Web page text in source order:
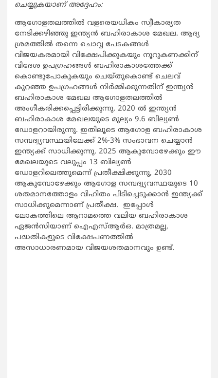
ചെയ്യുകയാണ് അദ്ദേഹം:
ആഗോളതലത്തില്‍ വളരെയധികം സ്വീകാര്യത
നേടിക്കഴിഞ്ഞു ഇന്ത്യന്‍ ബഹിരാകാശ മേഖല. ആദ്യ
ശ്രമത്തില്‍ തന്നെ ചൊവ്വ പേടകങ്ങള്‍
വിജയകരമായി വിക്ഷേപിക്കുകയും നൂറുകണക്കിന്
വിദേശ ഉപഗ്രഹങ്ങള്‍ ബഹിരാകാശത്തേക്ക്
കൊണ്ടുപോകുകയും ചെയ്തുകൊണ്ട് ചെലവ്
കുറഞ്ഞ ഉപഗ്രഹങ്ങള്‍ നിര്‍മ്മിക്കുന്നതിന് ഇന്ത്യന്‍
ബഹിരാകാശ മേഖല ആഗോളതലത്തില്‍
അംഗീകരിക്കപ്പെട്ടിരിക്കുന്നു. 2020 ല്‍ ഇന്ത്യന്‍
ബഹിരാകാശ മേഖലയുടെ മൂല്യം 9.6 ബില്യണ്‍
ഡോളറായിരുന്നു. ഇതിലൂടെ ആഗോള ബഹിരാകാശ
സമ്പദ്വ്യവസ്ഥയിലേക്ക് 2%-3% സംഭാവന ചെയ്യാന്‍
ഇന്ത്യക്ക് സാധിക്കുന്നു. 2025 ആകുമ്പോഴേക്കും ഈ
മേഖലയുടെ വലുപ്പം 13 ബില്യണ്‍
ഡോളറിലെത്തുമെന്ന് പ്രതീക്ഷിക്കുന്നു, 2030
ആകുമ്പോഴേക്കും ആഗോള സമ്പദ്വ്യവസ്ഥയുടെ 10
ശതമാനത്തോളം വിഹിതം പിടിച്ചെടുക്കാന്‍ ഇന്ത്യക്ക്
സാധിക്കുമെന്നാണ് പ്രതീക്ഷ. ഇപ്പോള്‍
ലോകത്തിലെ ആറാമത്തെ വലിയ ബഹിരാകാശ
ഏജന്‍സിയാണ് ഐഎസ്ആര്‍ഒ. മാത്രമല്ല,
പദ്ധതികളുടെ വിക്ഷേപണത്തില്‍
അസാധാരണമായ വിജയശതമാനവും ഉണ്ട്.